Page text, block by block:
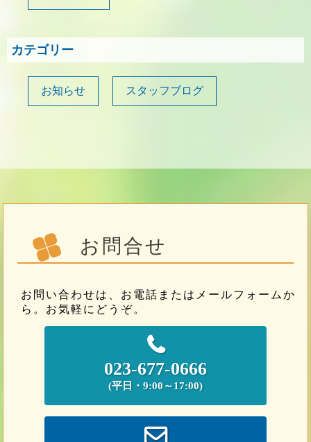
カテゴリー
お知らせ スタッフブログ
お問合せ
お問い合わせは、お電話またはメールフォームか
ら。お気軽にどうぞ。
023-677-0666
(平日・9:00～17:00)